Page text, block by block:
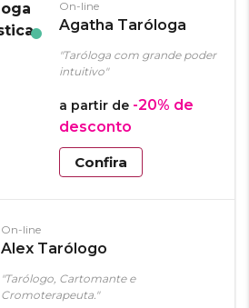
On-line
Agatha Taróloga
Terapeuta Holistica
"Taróloga com grande poder
intuitivo"
a partir de -20% de
desconto
Confira
On-line
Alex Tarólogo
"Tarólogo, Cartomante e
Cromoterapeuta."